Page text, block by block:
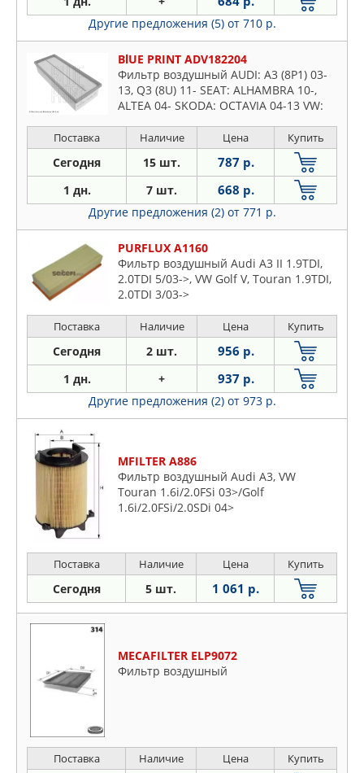
Другие предложения (5) от 710 р.
BlUE PRINT ADV182204
Фильтр воздушный AUDI: A3 (8P1) 03-
13, Q3 (8U) 11- SEAT: ALHAMBRA 10-,
ALTEA 04- SKODA: OCTAVIA 04-13 VW:
05-, PASSAT 05-
Поставка Наличие Цена Купить
Сегодня 15 шт. 787 р.
1 дн. 7 шт. 668 р.
Другие предложения (2) от 771 р.
PURFLUX A1160
Фильтр воздушный Audi A3 II 1.9TDI,
2.0TDI 5/03->, VW Golf V, Touran 1.9TDI,
2.0TDI 3/03->
Поставка Наличие Цена Купить
Сегодня 2 шт. 956 р.
1 дн. + 937 р.
Другие предложения (2) от 973 р.
MFILTER A886
Фильтр воздушный Audi A3, VW
Touran 1.6i/2.0FSi 03>/Golf
1.6i/2.0FSi/2.0SDi 04>
Поставка Наличие Цена Купить
Сегодня 5 шт. 1 061 р.
MECAFILTER ELP9072
Фильтр воздушный
Поставка Наличие Цена Купить